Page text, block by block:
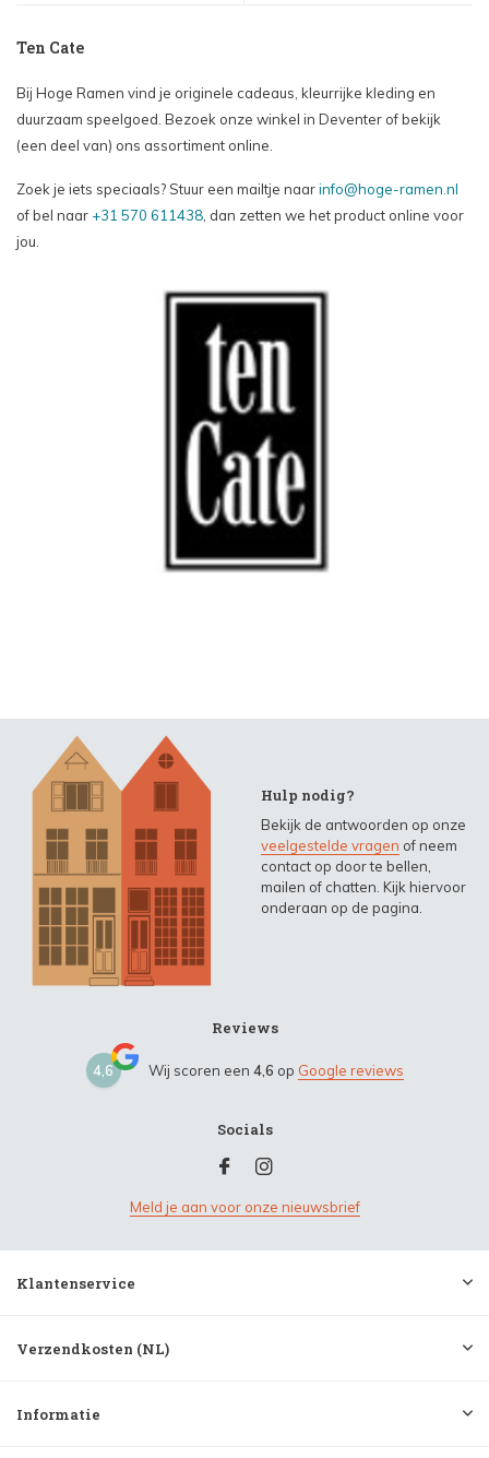
Ten Cate
Bij Hoge Ramen vind je originele cadeaus, kleurrijke kleding en
duurzaam speelgoed. Bezoek onze winkel in Deventer of bekijk
(een deel van) ons assortiment online.
Zoek je iets speciaals? Stuur een mailtje naarinfo@hoge-ramen.nl
of bel naar +31 570 611438, dan zetten we het product online voor
jou.
Hulp nodig?
Bekijk de antwoorden op onze
veelgestelde vragen of neem
contact op door te bellen,
mailen of chatten. Kijk hiervoor
onderaan op de pagina.
Reviews
4,6 Wij scoren een 4,6 op Google reviews
Socials
Meld je aan voor onze nieuwsbrief
Klantenservice
Verzendkosten (NL)
Informatie